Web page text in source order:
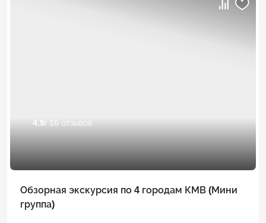
4.9/ 16 отзывов
Обзорная экскурсия по 4 городам КМВ (Мини
группа)